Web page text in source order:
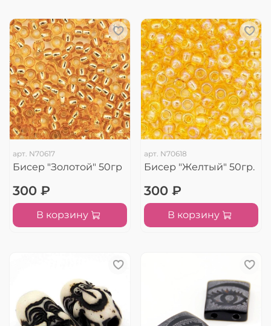
арт. N70617
Бисер "Золотой" 50гр
300 ₽
В корзину
арт. N70618
Бисер "Желтый" 50гр.
300 ₽
В корзину